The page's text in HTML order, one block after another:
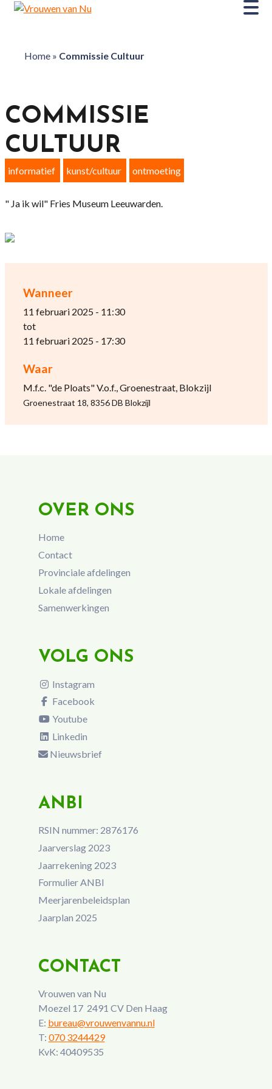
Home» Commissie Cultuur
Wanneer
11 februari 2025 - 11:30
tot
11 februari 2025 - 17:30
Waar
M.f.c. "de Ploats" V.o.f., Groenestraat, Blokzijl
Groenestraat 18, 8356 DB Blokzijl
COMMISSIE
CULTUUR
informatief kunst/cultuur ontmoeting
" Ja ik wil" Fries Museum Leeuwarden.
OVER ONS
Home
Contact
Provinciale afdelingen
Lokale afdelingen
Samenwerkingen
VOLG ONS
Instagram
Facebook
Youtube
Linkedin
Nieuwsbrief
ANBI
RSIN nummer: 2876176
Jaarverslag 2023
Jaarrekening 2023
Formulier ANBI
Meerjarenbeleidsplan
Jaarplan 2025
CONTACT
Vrouwen van Nu
Moezel 17 2491 CV Den Haag
E: bureau@vrouwenvannu.nl
T: 070 3244429
KvK: 40409535